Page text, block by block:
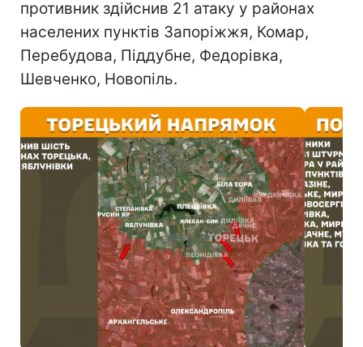
противник здійснив 21 атаку у районах
населених пунктів Запоріжжя, Комар,
Перебудова, Піддубне, Федорівка,
Шевченко, Новопіль.